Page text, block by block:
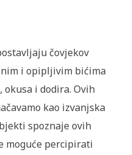
čovjekov
i opipljivim bićima
i dodira. Ovih
kao izvanjska
spoznaje ovih
moguće percipirati